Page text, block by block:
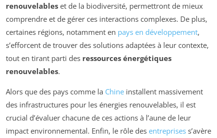
renouvelables et de la biodiversité, permettront de mieux
comprendre et de gérer ces interactions complexes. De plus,
certaines régions, notamment en pays en développement,
s’efforcent de trouver des solutions adaptées à leur contexte,
tout en tirant parti des ressources énergétiques
renouvelables.
Alors que des pays comme la Chine installent massivement
des infrastructures pour les énergies renouvelables, il est
crucial d’évaluer chacune de ces actions à l’aune de leur
impact environnemental. Enfin, le rôle des entreprises s’avère